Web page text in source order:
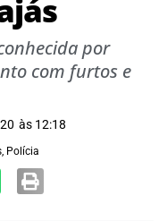
por
com furtos e
às 12:18
, Polícia